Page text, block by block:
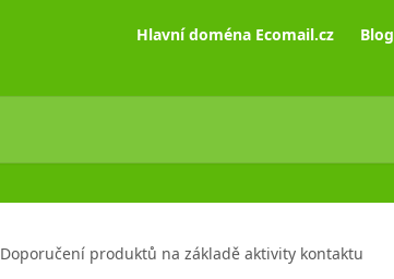
Hlavní doména Ecomail.cz Blog
Doporučení produktů na základě aktivity kontaktu